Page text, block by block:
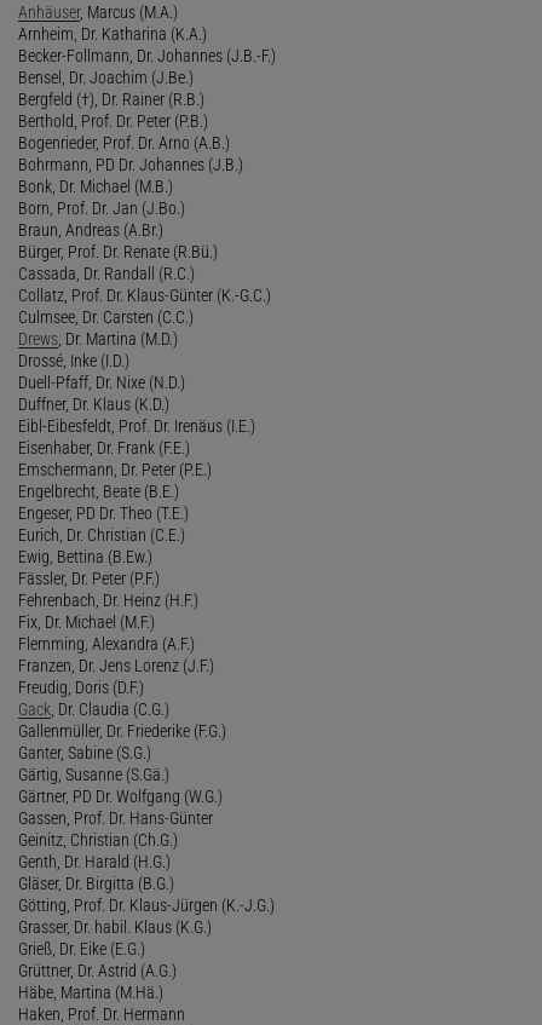
Anhäuser, Marcus (M.A.)
Arnheim, Dr. Katharina (K.A.)
Becker-Follmann, Dr. Johannes (J.B.-F.)
Bensel, Dr. Joachim (J.Be.)
Bergfeld (†), Dr. Rainer (R.B.)
Berthold, Prof. Dr. Peter (P.B.)
Bogenrieder, Prof. Dr. Arno (A.B.)
Bohrmann, PD Dr. Johannes (J.B.)
Bonk, Dr. Michael (M.B.)
Born, Prof. Dr. Jan (J.Bo.)
Braun, Andreas (A.Br.)
Bürger, Prof. Dr. Renate (R.Bü.)
Cassada, Dr. Randall (R.C.)
Collatz, Prof. Dr. Klaus-Günter (K.-G.C.)
Culmsee, Dr. Carsten (C.C.)
Drews , Dr. Martina (M.D.)
Drossé, Inke (I.D.)
Duell-Pfaff, Dr. Nixe (N.D.)
Duffner, Dr. Klaus (K.D.)
Eibl-Eibesfeldt, Prof. Dr. Irenäus (I.E.)
Eisenhaber, Dr. Frank (F.E.)
Emschermann, Dr. Peter (P.E.)
Engelbrecht, Beate (B.E.)
Engeser, PD Dr. Theo (T.E.)
Eurich, Dr. Christian (C.E.)
Ewig, Bettina (B.Ew.)
Fässler, Dr. Peter (P.F.)
Fehrenbach, Dr. Heinz (H.F.)
Fix, Dr. Michael (M.F.)
Flemming, Alexandra (A.F.)
Franzen, Dr. Jens Lorenz (J.F.)
Freudig, Doris (D.F.)
Gack , Dr. Claudia (C.G.)
Gallenmüller, Dr. Friederike (F.G.)
Ganter, Sabine (S.G.)
Gärtig, Susanne (S.Gä.)
Gärtner, PD Dr. Wolfgang (W.G.)
Gassen, Prof. Dr. Hans-Günter
Geinitz, Christian (Ch.G.)
Genth, Dr. Harald (H.G.)
Gläser, Dr. Birgitta (B.G.)
Götting, Prof. Dr. Klaus-Jürgen (K.-J.G.)
Grasser, Dr. habil. Klaus (K.G.)
Grieß, Dr. Eike (E.G.)
Grüttner, Dr. Astrid (A.G.)
Häbe, Martina (M.Hä.)
Haken, Prof. Dr. Hermann